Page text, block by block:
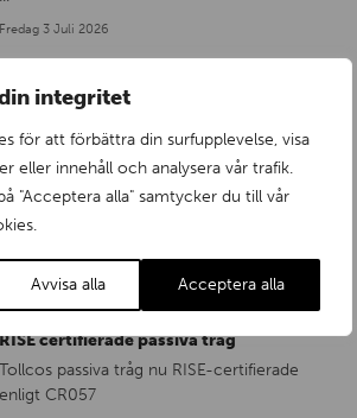
integritet
för att förbättra din surfupplevelse, visa
eller innehåll och analysera vår trafik.
"Acceptera alla" samtycker du till vår
Avvisa alla Acceptera alla
Fredag 3 Juli 2026
certifierade insatser
passiva tråg nu RISE-certifierade
CR057
28 Maj 2026
certifierade passiva tråg
Tollcos passiva tråg nu RISE-certifierade
enligt CR057